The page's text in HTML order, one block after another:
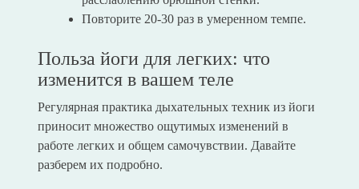
Повторите 20-30 раз в умеренном темпе.
Польза йоги для легких: что
изменится в вашем теле
Регулярная практика дыхательных техник из йоги
приносит множество ощутимых изменений в
работе легких и общем самочувствии. Давайте
разберем их подробно.